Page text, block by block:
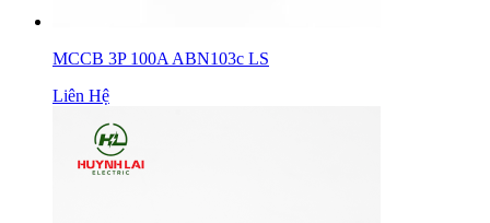
MCCB 3P 100A ABN103c LS
Liên Hệ